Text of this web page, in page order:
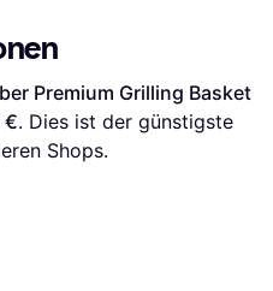
Premium Grilling Basket
€. Dies ist der günstigste
Shops.